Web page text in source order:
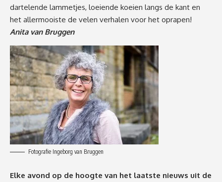
dartelende lammetjes, loeiende koeien langs de kant en
het allermooiste de velen verhalen voor het oprapen!
Anita van Bruggen
Fotografie Ingeborg van Bruggen
Elke avond op de hoogte van het laatste nieuws uit de